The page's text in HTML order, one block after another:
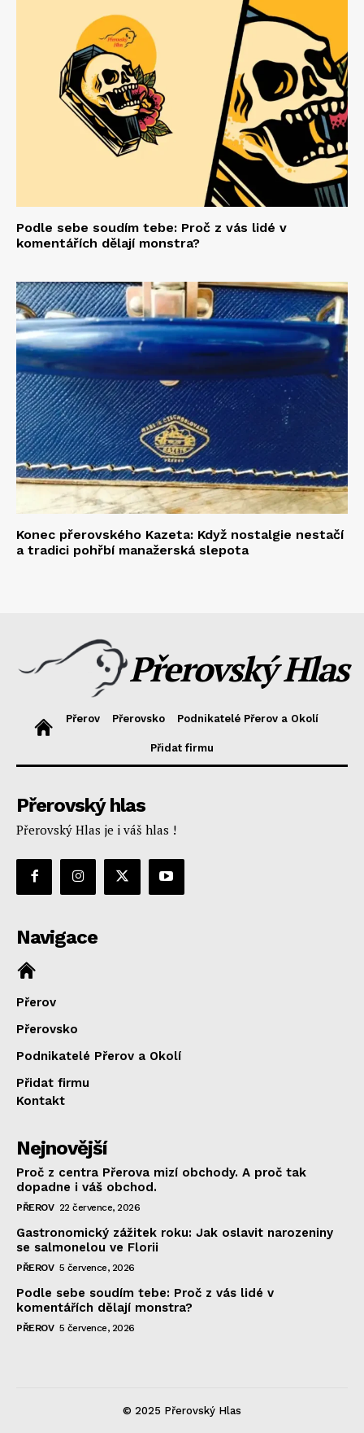
Podle sebe soudím tebe: Proč z vás lidé v
komentářích dělají monstra?
Konec přerovského Kazeta: Když nostalgie nestačí
a tradici pohřbí manažerská slepota
Přerovský Hlas
Přerov Přerovsko Podnikatelé Přerov a Okolí
Přidat firmu
Přerovský hlas
Přerovský Hlas je i váš hlas !
Navigace
Přerov
Přerovsko
Podnikatelé Přerov a Okolí
Přidat firmu
Kontakt
Nejnovější
Proč z centra Přerova mizí obchody. A proč tak
dopadne i váš obchod.
PŘEROV 22 července, 2026
Gastronomický zážitek roku: Jak oslavit narozeniny
se salmonelou ve Florii
PŘEROV 5 července, 2026
Podle sebe soudím tebe: Proč z vás lidé v
komentářích dělají monstra?
PŘEROV 5 července, 2026
© 2025 Přerovský Hlas